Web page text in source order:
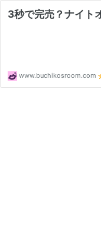
3秒で完売？ナイト
www.buchikosroom.com